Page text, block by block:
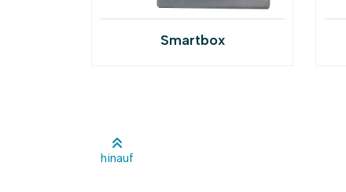
Smartbox
hinauf